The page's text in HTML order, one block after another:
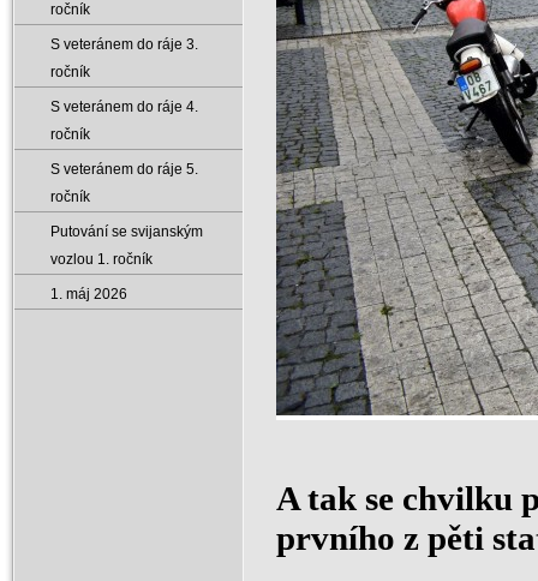
A tak se chvilku
prvního z pěti
ročník
S veteránem do ráje 3.
ročník
S veteránem do ráje 4.
ročník
S veteránem do ráje 5.
ročník
Putování se svijanským
vozlou 1. ročník
1. máj 2026